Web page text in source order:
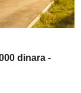
dinara -